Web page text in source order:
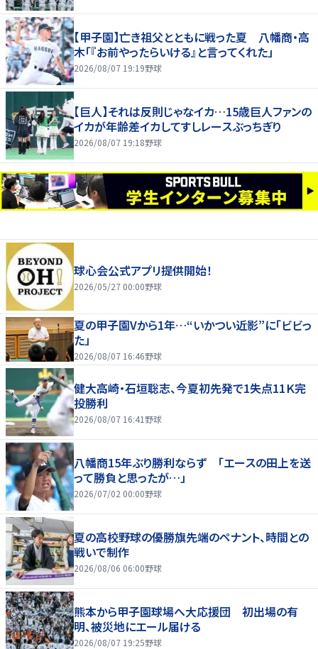
【甲子園】亡き祖父とともに戦った夏 八幡商・高
木「『お前やったらいける』と言ってくれた」
2026/08/07 19:19野球
【巨人】それは反則じゃなイカ…15歳巨人ファンの
イカが年齢差イカしてすしレースぶっちぎり
2026/08/07 19:18野球
球心会公式アプリ提供開始！
2026/05/27 00:00野球
夏の甲子園Vから1年…“いかつい近影”に「ビビっ
た」
2026/08/07 16:46野球
健大高崎・石垣聡志、今夏初先発で1失点11Ｋ完
投勝利
2026/08/07 16:41 野球
八幡商15年ぶり勝利ならず 「エースの田上を送
って勝負と思ったが…」
2026/07/02 00:00野球
夏の高校野球の優勝旗先端のペナント、時間との
戦いで制作
2026/08/06 06:00野球
熊本から甲子園球場へ大応援団 初出場の有
明、被災地にエール届ける
2026/08/07 19:25野球